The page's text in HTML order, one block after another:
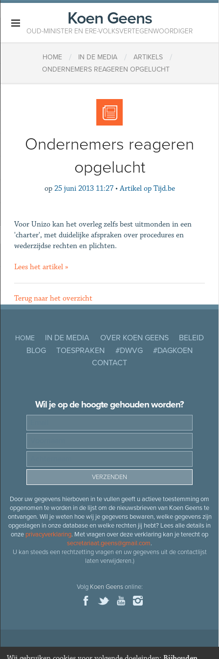
Koen Geens
OUD-MINISTER EN ERE-VOLKSVERTEGENWOORDIGER
HOME / IN DE MEDIA / ARTIKELS /
ONDERNEMERS REAGEREN OPGELUCHT
Ondernemers reageren
opgelucht
op 25 juni 2013 11:27 • Artikel op Tijd.be
Voor Unizo kan het overleg zelfs best uitmonden in een
'charter', met duidelijke afspraken over procedures en
wederzijdse rechten en plichten.
Lees het artikel »
Terug naar het overzicht
HOME IN DE MEDIA OVER KOEN GEENS
BELEID
BLOG
TOESPRAKEN #DWVG
#DAGKOEN
CONTACT
Wil je op de hoogte gehouden worden?
Door uw gegevens hierboven in te vullen geeft u actieve toestemming om
opgenomen te worden in de lijst om de nieuwsbrieven van Koen Geens te
ontvangen. Wil je weten hoe wij je gegevens bewaren, welke gegevens zijn
opgeslagen in onze database en welke rechten jij hebt? Lees alle details in
onze privacyverklaring. Met vragen over deze verklaring kan je terecht op
secretariaat.geens@gmail.com.
U kan steeds een rechtzetting vragen en uw gegevens uit de contactlijst
laten verwijderen.)
Volg Koen Geensonline:
© 2026Oud-minister en ere-volksvertegenwoordiger Koen